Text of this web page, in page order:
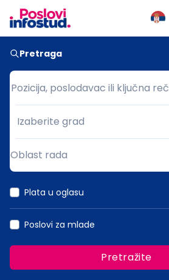
Pretraga
Pozicija, poslodavac ili ključna reč
Pozicija, poslodavac ili ključna reč
Grad
Izaberite grad
Oblast rada
Plata u oglasu
Poslovi za mlade
Pretražite